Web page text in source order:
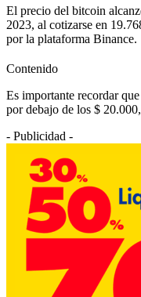
El precio del bitcoin
2023, al cotizarse en
por la plataforma Binance.
Contenido
Es importante recordar
por debajo de los $
- Publicidad -